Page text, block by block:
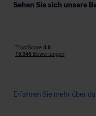
Sehen Sie sich unsere
Erfahren Sie mehr über